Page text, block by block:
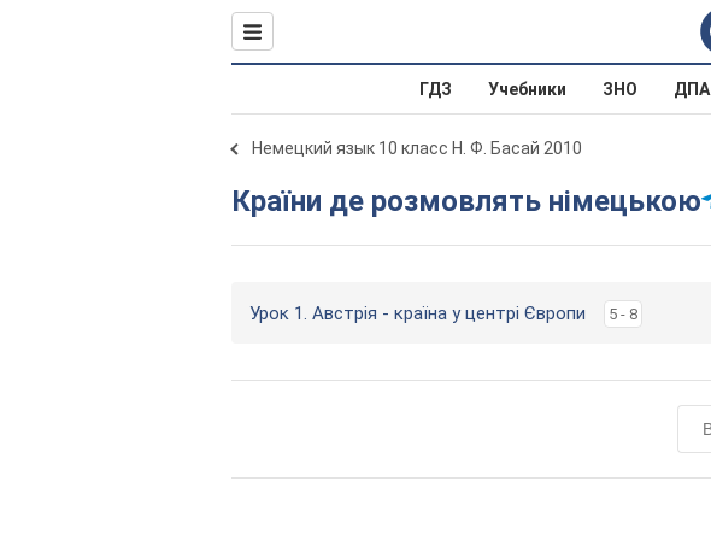
ГДЗ Учебники ЗНО ДПА
Немецкий язык 10 класс Н. Ф. Басай 2010
Країни де розмовлять німецькою
Урок 1. Австрія - країна у центрі Європи 5 - 8